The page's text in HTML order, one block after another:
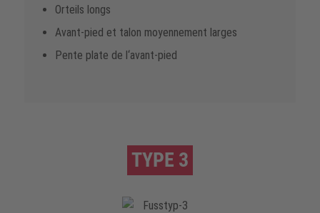
Orteils longs
Avant-pied et talon moyennement larges
Pente plate de l‘avant-pied
TYPE 3